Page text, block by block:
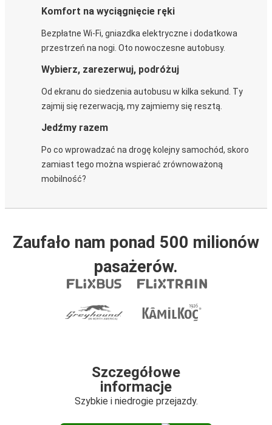
Komfort na wyciągnięcie ręki
Bezpłatne Wi-Fi, gniazdka elektryczne i dodatkowa
przestrzeń na nogi. Oto nowoczesne autobusy.
Wybierz, zarezerwuj, podróżuj
Od ekranu do siedzenia autobusu w kilka sekund. Ty
zajmij się rezerwacją, my zajmiemy się resztą.
Jedźmy razem
Po co wprowadzać na drogę kolejny samochód, skoro
zamiast tego można wspierać zrównoważoną
mobilność?
Zaufało nam ponad 500 milionów
pasażerów.
Szczegółowe
informacje
Szybkie i niedrogie przejazdy.